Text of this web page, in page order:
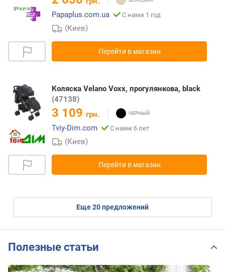
Papaplus.com.ua
С нами 1 год
(Киев)
Перейти в магазин
Коляска Velano Voxx, прогулянкова, black
(47138)
3 109 грн.
Tviy-Dim.com
С нами 6 лет
(Киев)
Перейти в магазин
eще20предложений
Полезные статьи